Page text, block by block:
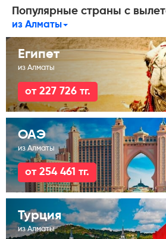
Популярные страны с
из Алматы
Египет
из Алматы
от 227 726 тг.
ОАЭ
из Алматы
от 254 461 тг.
Турция
из Алматы